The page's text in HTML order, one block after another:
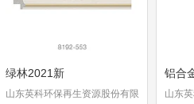
绿林2021新
山东英科环保再生资源股份有限
铝合
山东